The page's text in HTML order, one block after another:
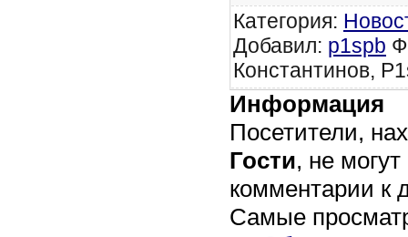
Категория:
Добавил: p1spb
Константинов,
Информация
Посетители,
Гости, не
комментарии к
Самые